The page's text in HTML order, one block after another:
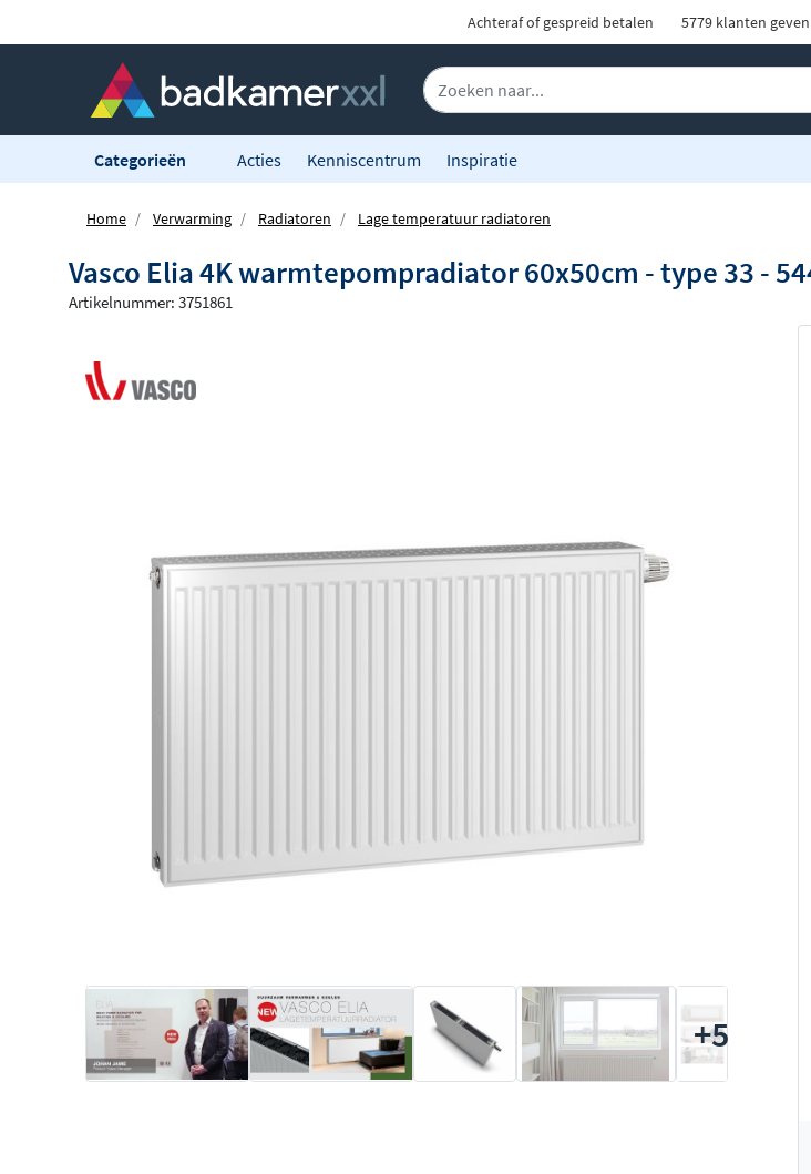
Achteraf of gespreid betalen 5779 klanten
Categorieën Acties Kenniscentrum Inspiratie
Home Verwarming Radiatoren Lage temperatuur radiatoren
Vasco Elia 4K warmtepompradiator 60x50cm - type 33 -
Artikelnummer: 3751861
+5